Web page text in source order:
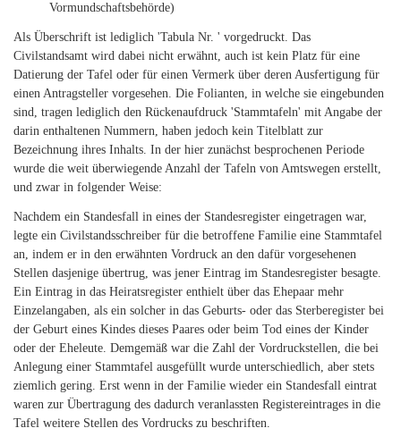
Vormundschaftsbehörde)
Als Überschrift ist lediglich 'Tabula Nr. ' vorgedruckt. Das
Civilstandsamt wird dabei nicht erwähnt, auch ist kein Platz für eine
Datierung der Tafel oder für einen Vermerk über deren Ausfertigung für
einen Antragsteller vorgesehen. Die Folianten, in welche sie eingebunden
sind, tragen lediglich den Rückenaufdruck 'Stammtafeln' mit Angabe der
darin enthaltenen Nummern, haben jedoch kein Titelblatt zur
Bezeichnung ihres Inhalts. In der hier zunächst besprochenen Periode
wurde die weit überwiegende Anzahl der Tafeln von Amtswegen erstellt,
und zwar in folgender Weise:
Nachdem ein Standesfall in eines der Standesregister eingetragen war,
legte ein Civilstandsschreiber für die betroffene Familie eine Stammtafel
an, indem er in den erwähnten Vordruck an den dafür vorgesehenen
Stellen dasjenige übertrug, was jener Eintrag im Standesregister besagte.
Ein Eintrag in das Heiratsregister enthielt über das Ehepaar mehr
Einzelangaben, als ein solcher in das Geburts- oder das Sterberegister bei
der Geburt eines Kindes dieses Paares oder beim Tod eines der Kinder
oder der Eheleute. Demgemäß war die Zahl der Vordruckstellen, die bei
Anlegung einer Stammtafel ausgefüllt wurde unterschiedlich, aber stets
ziemlich gering. Erst wenn in der Familie wieder ein Standesfall eintrat
waren zur Übertragung des dadurch veranlassten Registereintrages in die
Tafel weitere Stellen des Vordrucks zu beschriften.